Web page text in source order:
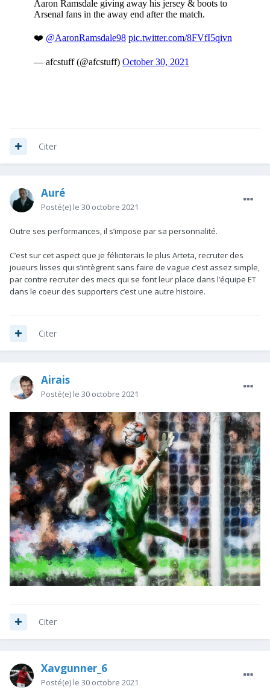
Citer
Auré
Posté(e) le 30 octobre 2021
Outre ses performances, il s’impose par sa personnalité.
C’est sur cet aspect que je féliciterais le plus Arteta, recruter des
joueurs lisses qui s’intègrent sans faire de vague c’est assez simple,
par contre recruter des mecs qui se font leur place dans l’équipe ET
dans le coeur des supporters c’est une autre histoire.
Citer
Airais
Posté(e) le 30 octobre 2021
Citer
Xavgunner_6
Posté(e) le 30 octobre 2021